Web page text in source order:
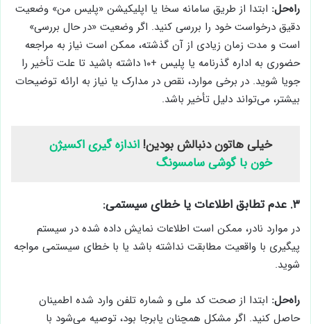
راه‌حل: ابتدا از طریق سامانه سخا یا اپلیکیشن «پلیس من» وضعیت
دقیق درخواست خود را بررسی کنید. اگر وضعیت «در حال بررسی»
است و مدت زمان زیادی از آن گذشته، ممکن است نیاز به مراجعه
حضوری به اداره گذرنامه یا پلیس +۱۰ داشته باشید تا علت تأخیر را
جویا شوید. در برخی موارد، نقص در مدارک یا نیاز به ارائه توضیحات
بیشتر، می‌تواند دلیل تأخیر باشد.
خیلی هاتون دنبالش بودین!اندازه گیری اکسیژن
خون با گوشی سامسونگ
۳. عدم تطابق اطلاعات یا خطای سیستمی:
در موارد نادر، ممکن است اطلاعات نمایش داده شده در سیستم
پیگیری با واقعیت مطابقت نداشته باشد یا با خطای سیستمی مواجه
شوید.
راه‌حل: ابتدا از صحت کد ملی و شماره تلفن وارد شده اطمینان
حاصل کنید. اگر مشکل همچنان پابرجا بود، توصیه می‌شود با